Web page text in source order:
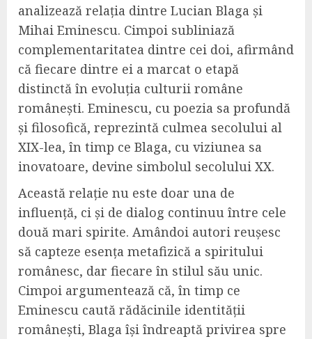
analizează relația dintre Lucian Blaga și
Mihai Eminescu. Cimpoi subliniază
complementaritatea dintre cei doi, afirmând
că fiecare dintre ei a marcat o etapă
distinctă în evoluția culturii române
românești. Eminescu, cu poezia sa profundă
și filosofică, reprezintă culmea secolului al
XIX-lea, în timp ce Blaga, cu viziunea sa
inovatoare, devine simbolul secolului XX.
Această relație nu este doar una de
influență, ci și de dialog continuu între cele
două mari spirite. Amândoi autori reușesc
să capteze esența metafizică a spiritului
românesc, dar fiecare în stilul său unic.
Cimpoi argumentează că, în timp ce
Eminescu caută rădăcinile identității
românești, Blaga își îndreaptă privirea spre